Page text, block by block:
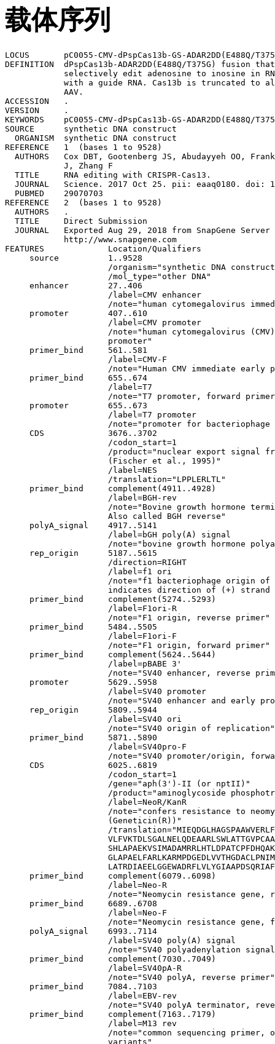
载体序列
LOCUS       pC0055-CMV-dPspCas13b-GS-
DEFINITION  dPspCas13b-ADAR2DD(E488Q/T375G) fusion
selectively edit adenosine to inosine in
with a guide RNA. Cas13b is truncated to
            AAV.
ACCESSION   .
VERSION     .
KEYWORDS    pC0055-CMV-dPspCas13b-GS-ADAR2DD(E488Q/
SOURCE      synthetic DNA construct
  ORGANISM  synthetic DNA construct
REFERENCE   1  (bases 1 to 9528)
AUTHORS   Cox DBT, Gootenberg JS, Abudayyeh OO,
            J, Zhang F
  TITLE     RNA editing with CRISPR-Cas13.
JOURNAL   Science. 2017 Oct 25. pii: eaaq0180. doi:
  PUBMED    29070703
REFERENCE   2  (bases 1 to 9528)
  AUTHORS   .
  TITLE     Direct Submission
JOURNAL   Exported Aug 29, 2018 from SnapGene Server
            http://www.snapgene.com
FEATURES             Location/Qualifiers
     source          1..9528
/organism="synthetic DNA
                     /mol_type="other DNA"
     enhancer        27..406
                     /label=CMV enhancer
/note="human cytomegalovirus
     promoter        407..610
                     /label=CMV promoter
/note="human cytomegalovirus
                     promoter"
     primer_bind     561..581
                     /label=CMV-F
/note="Human CMV immediate early
     primer_bind     655..674
                     /label=T7
/note="T7 promoter, forward
     promoter        655..673
                     /label=T7 promoter
/note="promoter for bacteriophage
     CDS             3676..3702
                     /codon_start=1
/product="nuclear export signal
                     (Fischer et al., 1995)"
                     /label=NES
                     /translation="LPPLERLTL"
     primer_bind     complement(4911..4928)
                     /label=BGH-rev
/note="Bovine growth hormone
                     Also called BGH reverse"
     polyA_signal    4917..5141
                     /label=bGH poly(A) signal
/note="bovine growth hormone
     rep_origin      5187..5615
                     /direction=RIGHT
                     /label=f1 ori
/note="f1 bacteriophage origin
indicates direction of (+) strand
     primer_bind     complement(5274..5293)
                     /label=F1ori-R
                     /note="F1 origin, reverse primer"
     primer_bind     5484..5505
                     /label=F1ori-F
                     /note="F1 origin, forward primer"
     primer_bind     complement(5624..5644)
                     /label=pBABE 3'
/note="SV40 enhancer, reverse
     promoter        5629..5958
                     /label=SV40 promoter
/note="SV40 enhancer and early
     rep_origin      5809..5944
                     /label=SV40 ori
                     /note="SV40 origin of replication"
     primer_bind     5871..5890
                     /label=SV40pro-F
/note="SV40 promoter/origin,
     CDS             6025..6819
                     /codon_start=1
                     /gene="aph(3')-II (or nptII)"
/product="aminoglycoside
                     /label=NeoR/KanR
/note="confers resistance to